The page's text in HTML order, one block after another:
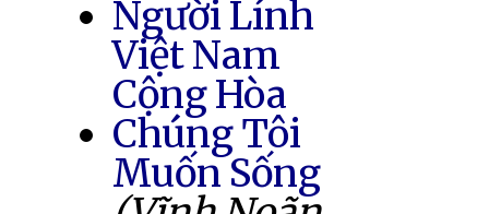
Người Lính
Việt Nam
Cộng Hòa
Chúng Tôi
Muốn Sống